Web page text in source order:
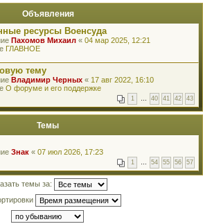
Объявления
ресурсы Военсуда
Пахомов Михаил « 04 мар 2025, 12:21
ГЛАВНОЕ
тему
Владимир Черных « 17 авг 2022, 16:10
О форуме и его поддержке
1 … 40 41 42 43
Темы
Знак « 07 июл 2026, 17:23
1 … 54 55 56 57
темы за: